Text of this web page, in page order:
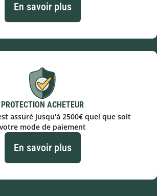
En savoir plus
PROTECTION ACHETEUR
assuré jusqu'à 2500€ quel que soit
votre mode de paiement
En savoir plus